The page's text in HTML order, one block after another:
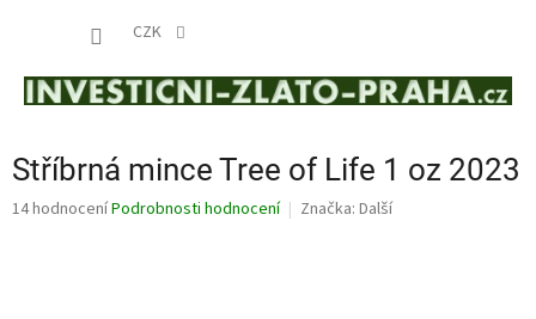
CZK
Stříbrná mince Tree of Life 1 oz 2023
Průměrné
14 hodnoceníPodrobnosti hodnocení Značka: Další